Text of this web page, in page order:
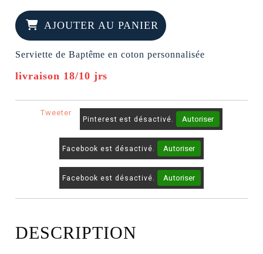
AJOUTER AU PANIER
Serviette de Baptême en coton personnalisée
livraison 18/10 jrs
Tweeter
Pinterest est désactivé. Autoriser
Facebook est désactivé. Autoriser
Facebook est désactivé. Autoriser
DESCRIPTION